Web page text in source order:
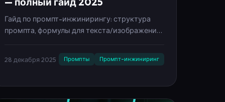
Гайд по промпт-инжинирингу: структура
промпта, формулы для текста/изображений/
Инфографика на русском.
28 декабря 2025 Промпты Промпт-инжиниринг